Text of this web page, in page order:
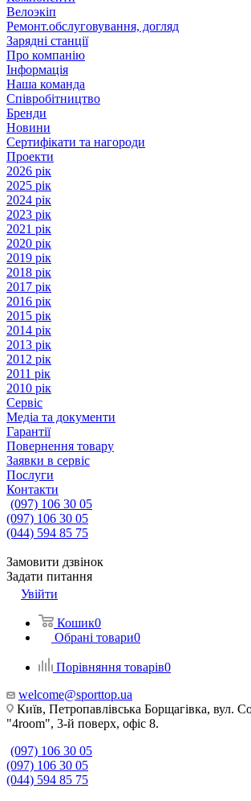
Велоэкіп
Ремонт.обслуговування, догляд
Зарядні станції
Про компанію
Інформація
Наша команда
Співробітництво
Бренди
Новини
Сертифікати та нагороди
Проекти
2026 рік
2025 рік
2024 рік
2023 рік
2021 рік
2020 рік
2019 рік
2018 рік
2017 рік
2016 рік
2015 рік
2014 рік
2013 рік
2012 рік
2011 рік
2010 рік
Сервіс
Медіа та документи
Гарантії
Повернення товару
Заявки в сервіс
Послуги
Контакти
(097) 106 30 05
(097) 106 30 05
(044) 594 85 75
Замовити дзвінок
Задати питання
Увійти
Кошик0
Обрані товари0
Порівняння товарів0
welcome@sporttop.ua
Київ, Петропавлівська Борщагівка, вул.
"4room", 3-й поверх, офіс 8.
(097) 106 30 05
(097) 106 30 05
(044) 594 85 75